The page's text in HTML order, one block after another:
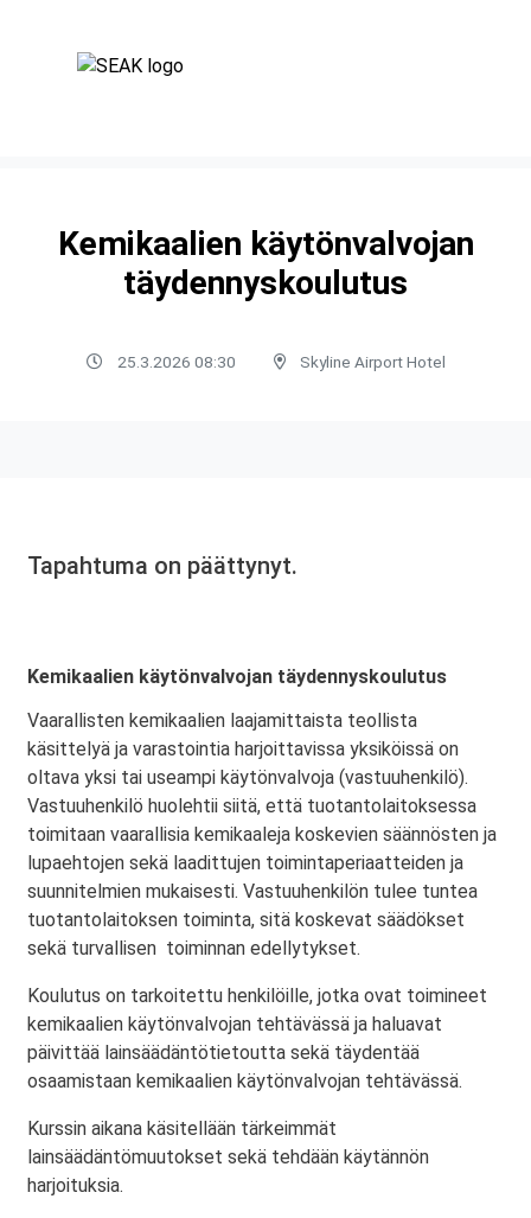
Kemikaalien käytönvalvojan
täydennyskoulutus
25.3.2026 08:30 Skyline Airport Hotel
Tapahtuma on päättynyt.
Kemikaalien käytönvalvojan täydennyskoulutus
Vaarallisten kemikaalien laajamittaista teollista
käsittelyä ja varastointia harjoittavissa yksiköissä on
oltava yksi tai useampi käytönvalvoja (vastuuhenkilö).
Vastuuhenkilö huolehtii siitä, että tuotantolaitoksessa
toimitaan vaarallisia kemikaaleja koskevien säännösten ja
lupaehtojen sekä laadittujen toimintaperiaatteiden ja
suunnitelmien mukaisesti. Vastuuhenkilön tulee tuntea
tuotantolaitoksen toiminta, sitä koskevat säädökset
sekä turvallisen toiminnan edellytykset.
Koulutus on tarkoitettu henkilöille, jotka ovat toimineet
kemikaalien käytönvalvojan tehtävässä ja haluavat
päivittää lainsäädäntötietoutta sekä täydentää
osaamistaan kemikaalien käytönvalvojan tehtävässä.
Kurssin aikana käsitellään tärkeimmät
lainsäädäntömuutokset sekä tehdään käytännön
harjoituksia.